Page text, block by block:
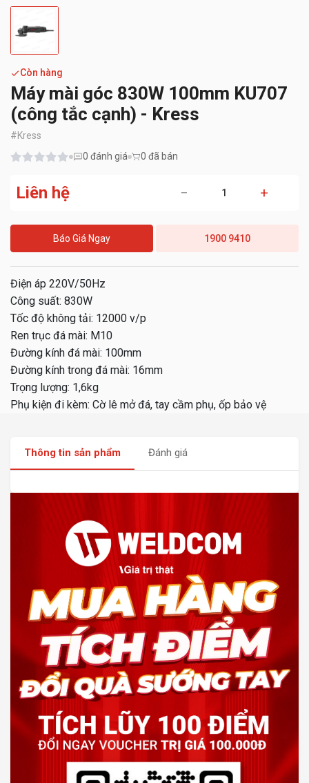
Còn hàng
Máy mài góc 830W 100mm KU707
(công tắc cạnh) - Kress
#Kress
0 đánh giá 0 đã bán
Liên hệ − +
Báo Giá Ngay 1900 9410
Điện áp 220V/50Hz
Công suất: 830W
Tốc độ không tải: 12000 v/p
Ren trục đá mài: M10
Đường kính đá mài: 100mm
Đường kính trong đá mài: 16mm
Trọng lượng: 1,6kg
Phụ kiện đi kèm: Cờ lê mở đá, tay cầm phụ, ốp bảo vệ
Thông tin sản phẩm Đánh giá